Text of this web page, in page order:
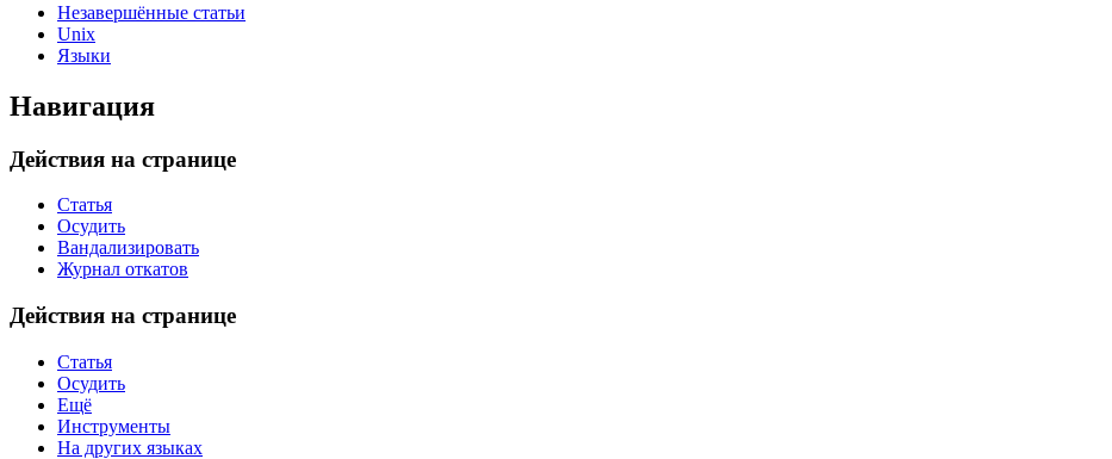
Незавершённые статьи
Unix
Языки
Навигация
Действия на странице
Статья
Осудить
Вандализировать
Журнал откатов
Действия на странице
Статья
Осудить
Ещё
Инструменты
На других языках